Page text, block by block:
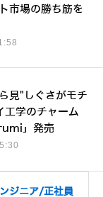
市場の勝ち筋を
見"しぐさがモチ
工学のチャーム
」発売
ジニア/正社員